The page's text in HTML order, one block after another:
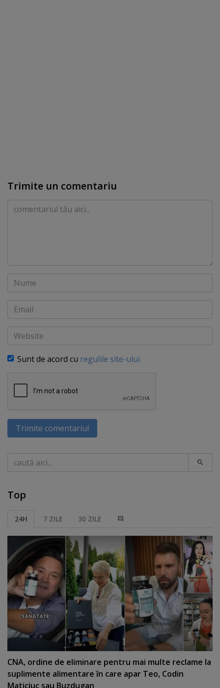
Trimite un comentariu
Comentariu
Nume
Email
Website
Sunt de acord cu regulile site-ului
Trimite comentariul
Caută
Top
24H 7 ZILE 30 ZILE
CNA, ordine de eliminare pentru mai multe reclame la
suplimente alimentare în care apar Teo, Codin
Maticiuc sau Buzdugan